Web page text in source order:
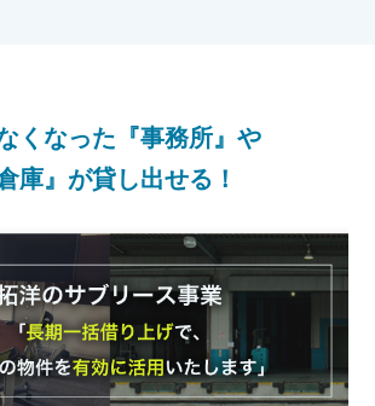
くなった『事務所』や
倉庫』が貸し出せる！